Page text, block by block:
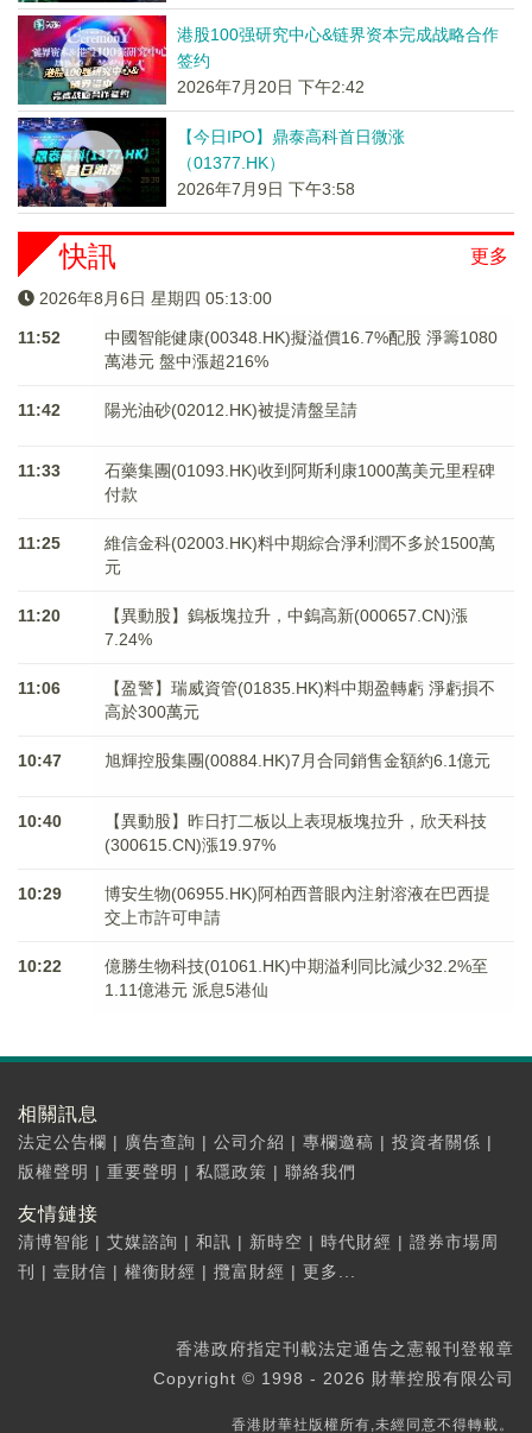
港股100强研究中心&链界资本完成战略合作
签约
2026年7月20日 下午2:42
【今日IPO】鼎泰高科首日微涨
（01377.HK）
2026年7月9日 下午3:58
更多
快訊
2026年8月6日 星期四 05:13:01
11:52
中國智能健康(00348.HK)擬溢價16.7%配股 淨籌1080
萬港元 ​​​​​​​盤中漲超216%
11:42 陽光油砂(02012.HK)被提清盤呈請
11:33
石藥集團(01093.HK)收到阿斯利康1000萬美元里程碑
付款
11:25
維信金科(02003.HK)料中期綜合淨利潤不多於1500萬
元
11:20
【異動股】鎢板塊拉升，中鎢高新(000657.CN)漲
7.24%
11:06
【盈警】瑞威資管(01835.HK)料中期盈轉虧 淨虧損不
高於300萬元
10:47 旭輝控股集團(00884.HK)7月合同銷售金額約6.1億元
10:40
【異動股】昨日打二板以上表現板塊拉升，欣天科技
(300615.CN)漲19.97%
10:29
博安生物(06955.HK)阿柏西普眼內注射溶液在巴西提
交上市許可申請
10:22
億勝生物科技(01061.HK)中期溢利同比減少32.2%至
1.11億港元 派息5港仙
相關訊息
法定公告欄 | 廣告查詢 | 公司介紹 | 專欄邀稿 | 投資者關係 |
版權聲明 | 重要聲明 | 私隱政策 | 聯絡我們
友情鏈接
清博智能 | 艾媒諮詢 | 和訊 | 新時空 | 時代財經 | 證券市場周
刊
| 壹財信 | 權衡財經 | 攬富財經 | 更多...
香港政府指定刊載法定通告之憲報刊登報章
Copyright © 1998 - 2026 財華控股有限公司
香港財華社版權所有,未經同意不得轉載。